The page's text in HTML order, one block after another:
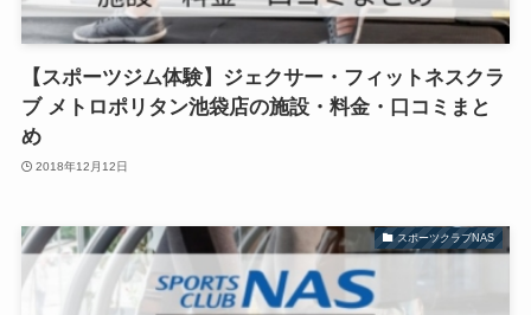
【スポーツジム体験】ジェクサー・フィットネスクラ
ブ メトロポリタン池袋店の施設・料金・口コミまと
め
2018年12月12日
スポーツクラブNAS